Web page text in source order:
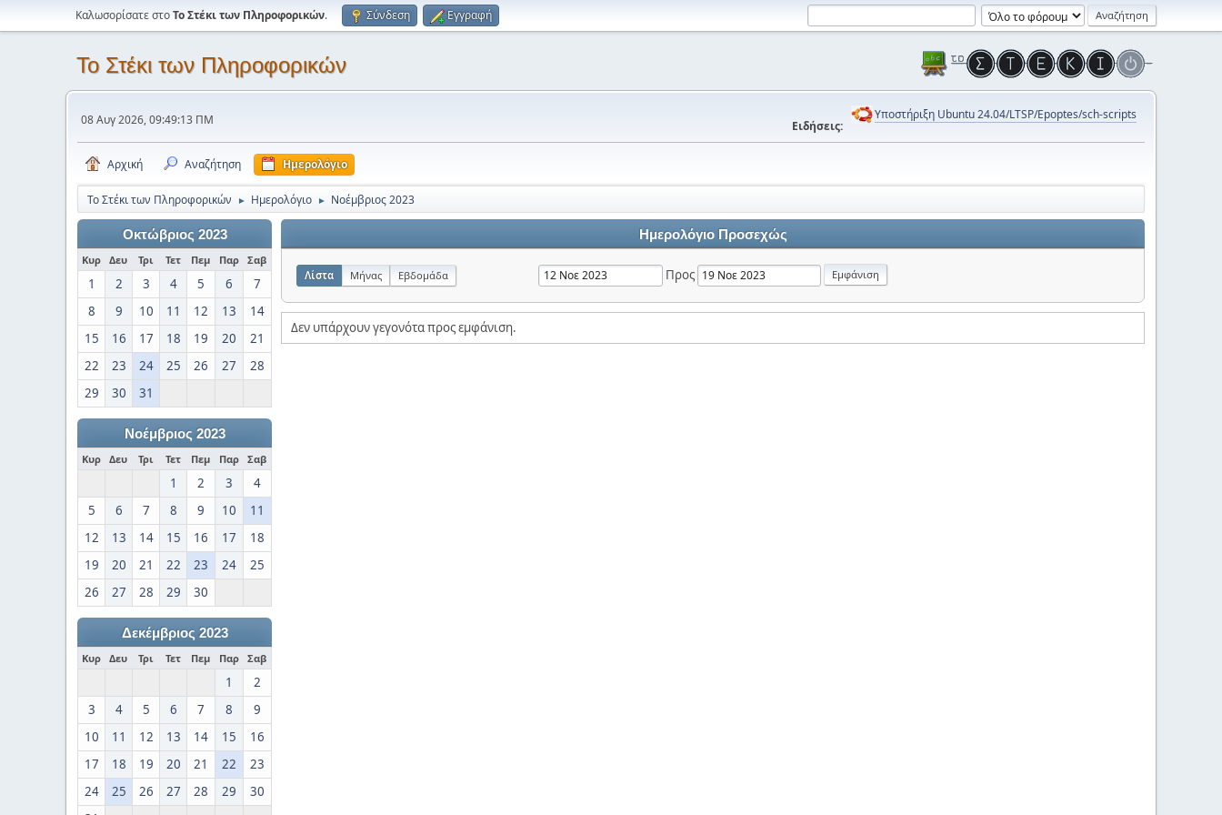
Καλωσορίσατε στοΤο Στέκι των Πληροφορικών. Σύνδεση Εγγραφή
Το Στέκι των Πληροφορικών
08 Αυγ 2026, 09:49:13 ΠΜ Ειδήσεις:
Υποστήριξη Ubuntu 24.04/LTSP/Epoptes/sch-scripts
Αρχική Αναζήτηση Ημερολόγιο
Το Στέκι των Πληροφορικών ► Ημερολόγιο ► Νοέμβριος 2023
Οκτώβριος 2023
Κυρ Δευ Τρι Τετ Πεμ Παρ Σαβ
1 2 3 4 5 6
7
8
9 10 11 12 13
14
15
16 17 18 19 20
21
22
23 24 25 26 27
28
29
30 31
Νοέμβριος 2023
Κυρ Δευ Τρι Τετ Πεμ Παρ Σαβ
1 2 3
4
5
6 7 8 9 10
11
12
13 14 15 16 17
18
19
20 21 22 23 24
25
26
27 28 29 30
Δεκέμβριος 2023
Κυρ Δευ Τρι Τετ Πεμ Παρ Σαβ
1
2
3
4 5 6 7 8
9
10
11 12 13 14 15
16
17
18 19 20 21 22
23
24
25 26 27 28 29
30
Ημερολόγιο Προσεχώς
Λίστα Μήνας Εβδομάδα Προς
Δεν υπάρχουν γεγονότα προς εμφάνιση.